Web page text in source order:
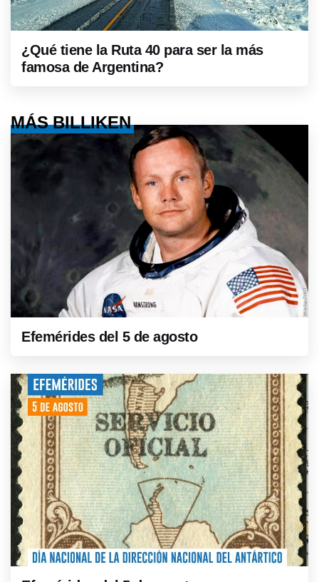
¿Qué tiene la Ruta 40 para ser la más
famosa de Argentina?
MÁS BILLIKEN
Efemérides del 5 de agosto